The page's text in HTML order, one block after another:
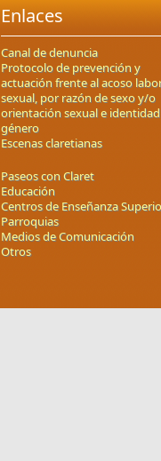
Enlaces
Canal de denuncia
Protocolo de prevención y
actuación frente al acoso
sexual, por razón de sexo y/o
orientación sexual e
género
Escenas claretianas
Paseos con Claret
Educación
Centros de Enseñanza
Parroquias
Medios de Comunicación
Otros